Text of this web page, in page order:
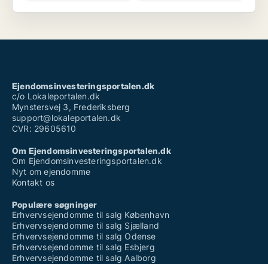
Ejendomsinvesteringsportalen.dk
c/o Lokaleportalen.dk
Mynstersvej 3, Frederiksberg
support@lokaleportalen.dk
CVR: 29605610
Om Ejendomsinvesteringsportalen.dk
Om Ejendomsinvesteringsportalen.dk
Nyt om ejendomme
Kontakt os
Populære søgninger
Erhvervsejendomme til salg København
Erhvervsejendomme til salg Sjælland
Erhvervsejendomme til salg Odense
Erhvervsejendomme til salg Esbjerg
Erhvervsejendomme til salg Aalborg